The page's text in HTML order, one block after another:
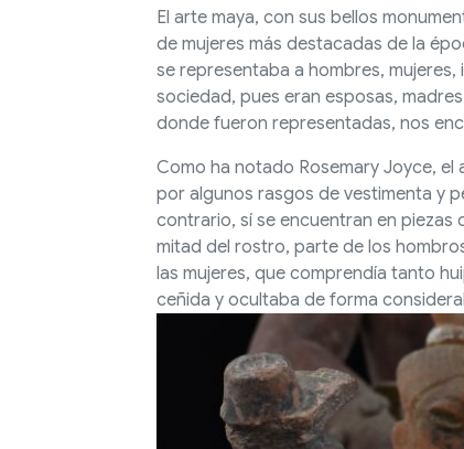
El arte maya, con sus bellos
de mujeres más destacadas de la
se representaba a hombres,
sociedad, pues eran esposas,
donde fueron representadas, nos
Como ha notado Rosemary Joyce,
por algunos rasgos de vestimenta y
contrario, sí se encuentran en piezas
mitad del rostro, parte de los
las mujeres, que comprendía tanto
ceñida y ocultaba de forma